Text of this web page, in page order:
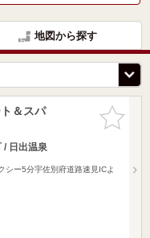
地図から探す
お気に入
りに追加
＆スパ
/ 日出温泉
シー5分宇佐別府道路速見ICよ